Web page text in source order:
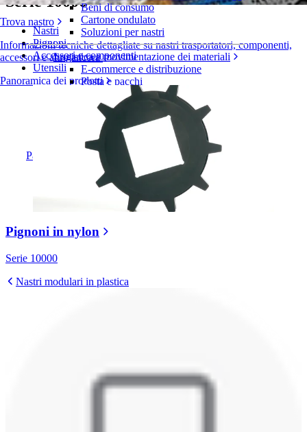
Trova nastro
Informazioni tecniche dettagliate su nastri trasportatori, componenti,
accessori e altro ancora
Panoramica dei prodotti
Beni di consumo
Cartone ondulato
Soluzioni per nastri
Logistica e movimentazione dei materiali
E-commerce e distribuzione
Posta e pacchi
Pneumatici e industria automobilistica
Pneumatici
Industria automobilistica
Batterie EV
Industriale
Panoramica dei settori
Nastri
Pignoni
Accessori e componenti
Utensili
Pignoni in nylon
Serie 10000
Nastri modulari in plastica